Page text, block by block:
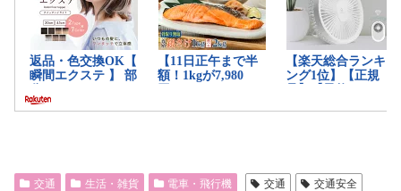
交通 生活・雑貨 電車・飛行機 交通
交通安全